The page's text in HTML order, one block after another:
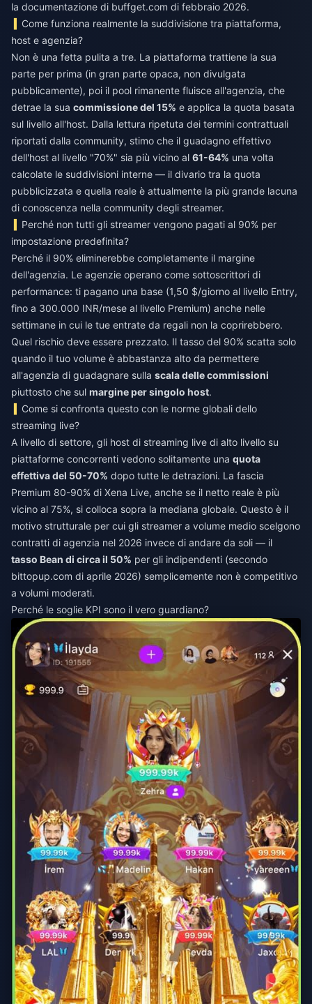
la documentazione di buffget.com di febbraio 2026.
Come funziona realmente la suddivisione tra piattaforma,
host e agenzia?
Non è una fetta pulita a tre. La piattaforma trattiene la sua
parte per prima (in gran parte opaca, non divulgata
pubblicamente), poi il pool rimanente fluisce all'agenzia, che
detrae la sua commissione del 15% e applica la quota basata
sul livello all'host. Dalla lettura ripetuta dei termini contrattuali
riportati dalla community, stimo che il guadagno effettivo
dell'host al livello "70%" sia più vicino al 61-64% una volta
calcolate le suddivisioni interne — il divario tra la quota
pubblicizzata e quella reale è attualmente la più grande lacuna
di conoscenza nella community degli streamer.
Perché non tutti gli streamer vengono pagati al 90% per
impostazione predefinita?
Perché il 90% eliminerebbe completamente il margine
dell'agenzia. Le agenzie operano come sottoscrittori di
performance: ti pagano una base (1,50 $/giorno al livello Entry,
fino a 300.000 INR/mese al livello Premium) anche nelle
settimane in cui le tue entrate da regali non la coprirebbero.
Quel rischio deve essere prezzato. Il tasso del 90% scatta solo
quando il tuo volume è abbastanza alto da permettere
all'agenzia di guadagnare sulla scala delle commissioni
piuttosto che sul margine per singolo host.
Come si confronta questo con le norme globali dello
streaming live?
A livello di settore, gli host di streaming live di alto livello su
piattaforme concorrenti vedono solitamente una quota
effettiva del 50-70% dopo tutte le detrazioni. La fascia
Premium 80-90% di Xena Live, anche se il netto reale è più
vicino al 75%, si colloca sopra la mediana globale. Questo è il
motivo strutturale per cui gli streamer a volume medio scelgono
contratti di agenzia nel 2026 invece di andare da soli — il
tasso Bean di circa il 50% per gli indipendenti (secondo
bittopup.com di aprile 2026) semplicemente non è competitivo
a volumi moderati.
Perché le soglie KPI sono il vero guardiano?